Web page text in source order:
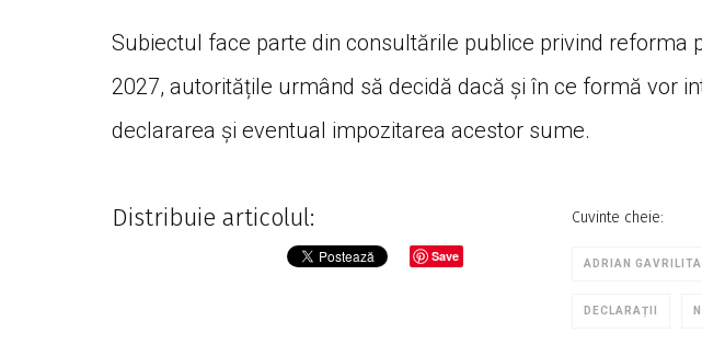
Subiectul face parte din consultările publice privind reforma
2027, autoritățile urmând să decidă dacă și în ce formă vor
declararea și eventual impozitarea acestor sume.
Distribuie articolul:
Save
Cuvinte cheie:
ADRIAN GAVRILITA
DECLARAȚII